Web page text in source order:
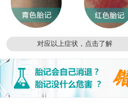
对应以上症状，点击了解